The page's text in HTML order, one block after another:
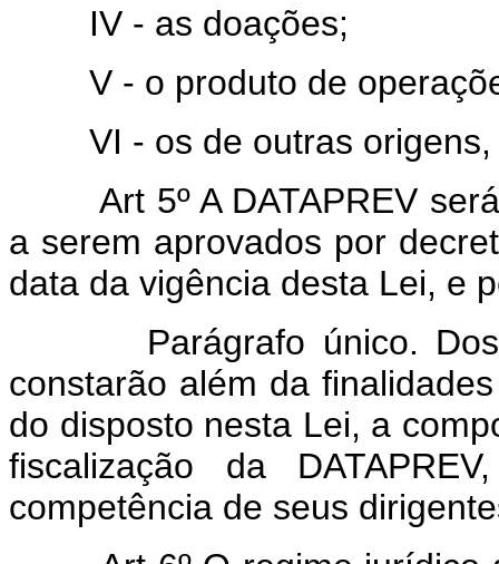
IV - as doações;
V - o produto de
VI - os de outras origens,
Art 5º A DATAPREV
a serem aprovados por
data da vigência desta Lei, e
Parágrafo único. Dos
constarão além da
do disposto nesta Lei, a
fiscalização da
competência de seus